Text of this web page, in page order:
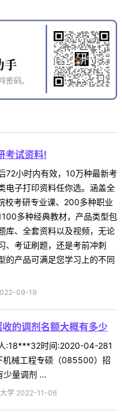
考试资料!
72小时内有效，10万种最新考
电子打印资料任你选。涵盖全
校考研专业课、200多种职业
多种经典教材，产品类型包
库、全套资料以及视频，无论
、考证刷题，还是考前冲刺
的产品可满足您学习上的不同
09-19
的调剂名额大概有多少
:18***32时间:2020-04-281
机械工程专硕（085500）招
少量调剂 ...
学 2022-11-06